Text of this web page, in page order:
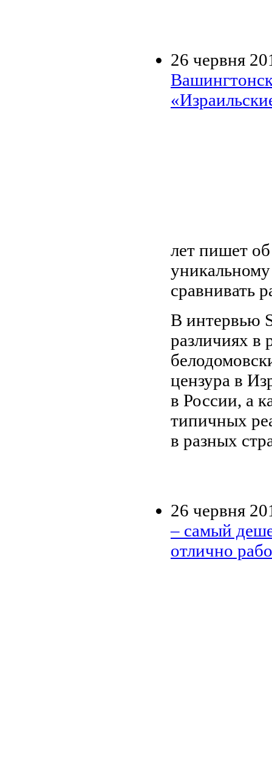
26 червня
лет пишет
сравнивать
В интервью
различиях в
цензура в
в России, а
типичных
в разных
26 червня
– самый
отлично